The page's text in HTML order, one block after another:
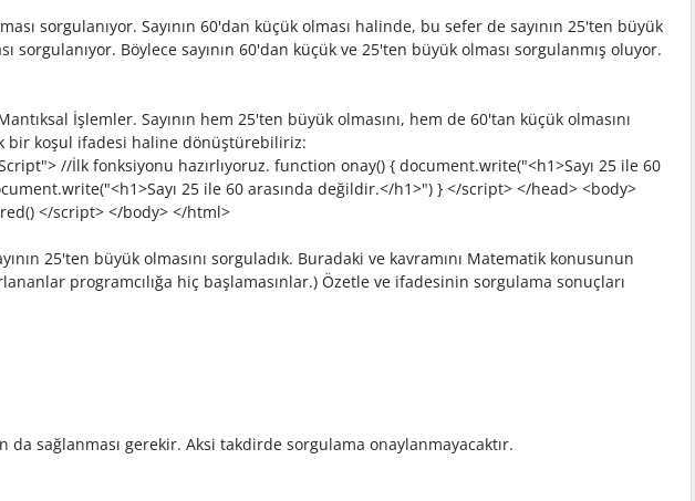
sorgulanıyor. Sayının 60'dan küçük olması halinde, bu sefer de sayının 25'ten büyük
sorgulanıyor. Böylece sayının 60'dan küçük ve 25'ten büyük olması sorgulanmış oluyor.
İşlemler. Sayının hem 25'ten büyük olmasını, hem de 60'tan küçük olmasını
bir koşul ifadesi haline dönüştürebiliriz:
//İlk fonksiyonu hazırlıyoruz. function onay() { document.write("<h1>Sayı 25 ile 60
25 ile 60 arasında değildir.</h1>") } </script> </head> <body>
</script> </body> </html>
25'ten büyük olmasını sorguladık. Buradaki ve kavramını Matematik konusunun
programcılığa hiç başlamasınlar.) Özetle ve ifadesinin sorgulama sonuçları
sağlanması gerekir. Aksi takdirde sorgulama onaylanmayacaktır.